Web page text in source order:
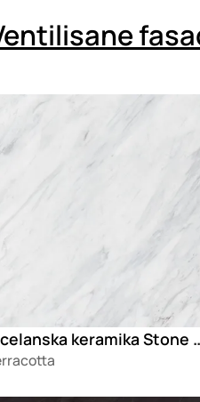
Porcelanska